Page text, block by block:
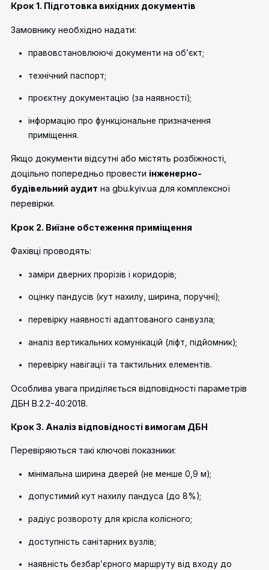
Крок 1. Підготовка вихідних документів
Замовнику необхідно надати:
правовстановлюючі документи на об’єкт;
технічний паспорт;
проєктну документацію (за наявності);
інформацію про функціональне призначення
приміщення.
Якщо документи відсутні або містять розбіжності,
доцільно попередньо провести інженерно-
будівельний аудит на gbu.kyiv.ua для комплексної
перевірки.
Крок 2. Виїзне обстеження приміщення
Фахівці проводять:
заміри дверних прорізів і коридорів;
оцінку пандусів (кут нахилу, ширина, поручні);
перевірку наявності адаптованого санвузла;
аналіз вертикальних комунікацій (ліфт, підйомник);
перевірку навігації та тактильних елементів.
Особлива увага приділяється відповідності параметрів
ДБН В.2.2-40:2018.
Крок 3. Аналіз відповідності вимогам ДБН
Перевіряються такі ключові показники:
мінімальна ширина дверей (не менше 0,9 м);
допустимий кут нахилу пандуса (до 8%);
радіус розвороту для крісла колісного;
доступність санітарних вузлів;
наявність безбар’єрного маршруту від входу до